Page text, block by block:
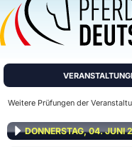
Weitere Prüfungen der
DONNERSTAG, 04. JUNI